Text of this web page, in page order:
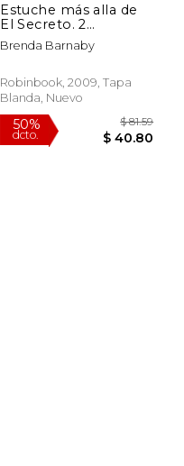
50%
dcto.
Estuche más alla de
El Secreto. 2
Volumenes
Brenda Barnaby
Robinbook, 2009, Tapa
Blanda, Nuevo